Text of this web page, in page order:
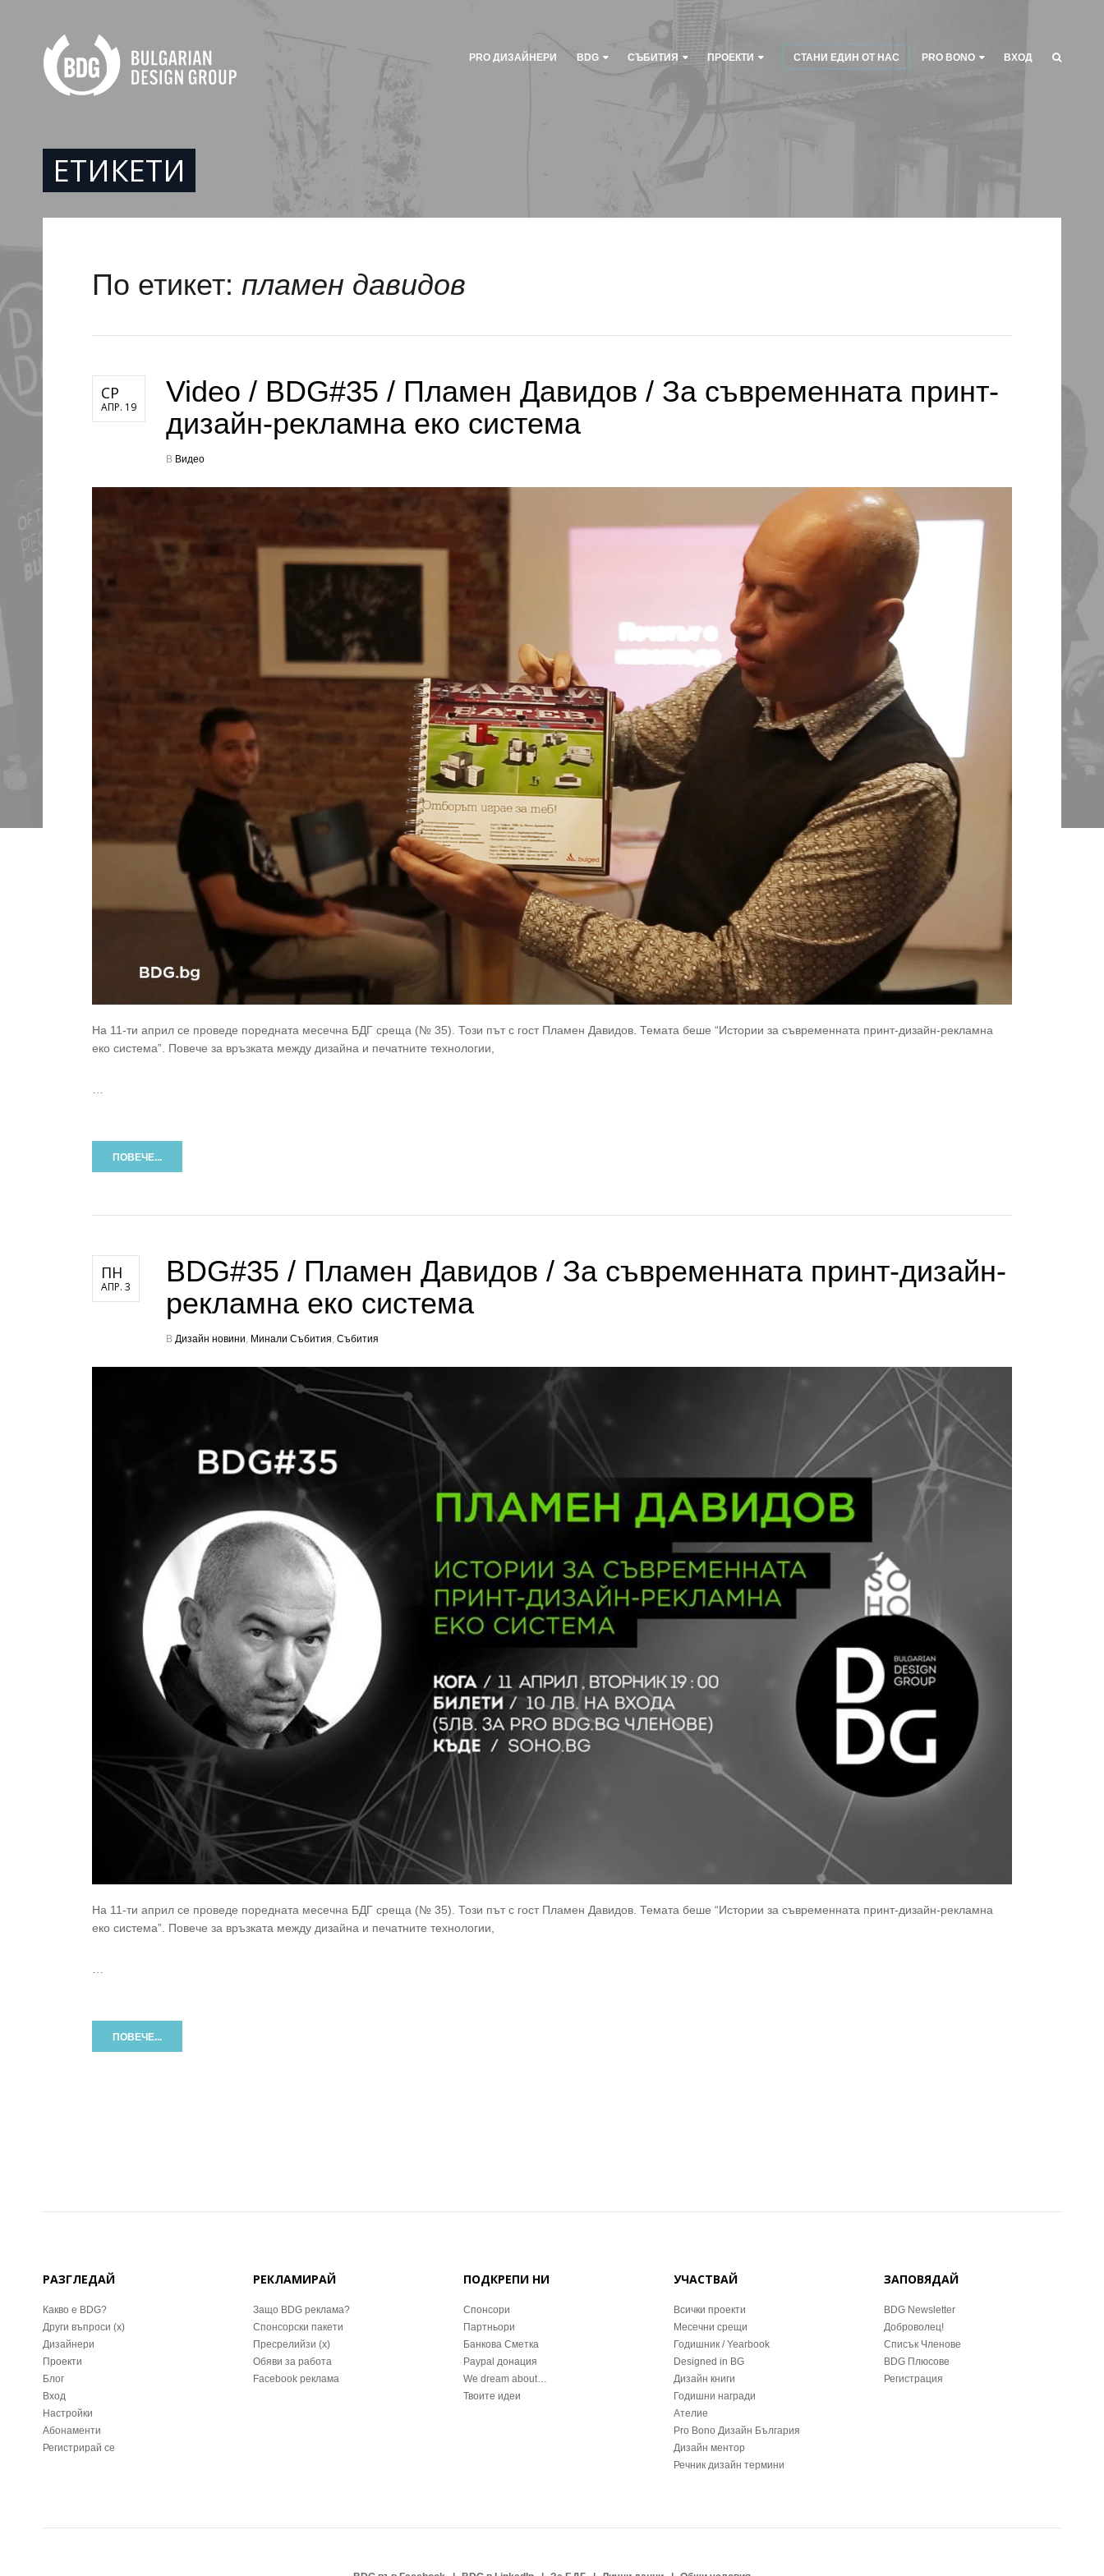
PRO ДИЗАЙНЕРИ BDG СЪБИТИЯ ПРОЕКТИ СТАНИ ЕДИН ОТ НАС PRO BONO ВХОД
ЕТИКЕТИ
По етикет: пламен давидов
СР
АПР. 19
Video / BDG#35 / Пламен Давидов / За съвременната принт-
дизайн-рекламна еко система
В Видео
На 11-ти април се проведе поредната месечна БДГ среща (№ 35). Този път с гост Пламен Давидов. Темата беше “Истории за съвременната принт-дизайн-рекламна
еко система”. Повече за връзката между дизайна и печатните технологии,
ПОВЕЧЕ...
ПН
АПР. 3
BDG#35 / Пламен Давидов / За съвременната принт-дизайн-
рекламна еко система
В Дизайн новини Минали Събития Събития
На 11-ти април се проведе поредната месечна БДГ среща (№ 35). Този път с гост Пламен Давидов. Темата беше “Истории за съвременната принт-дизайн-рекламна
еко система”. Повече за връзката между дизайна и печатните технологии,
ПОВЕЧЕ...
РАЗГЛЕДАЙ
Какво е BDG?
Други въпроси (x)
Дизайнери
Проекти
Блог
Вход
Настройки
Абонаменти
Регистрирай се
РЕКЛАМИРАЙ
Защо BDG реклама?
Спонсорски пакети
Пресрелийзи (x)
Обяви за работа
Facebook реклама
ПОДКРЕПИ НИ
Спонсори
Партньори
Банкова Сметка
Paypal донация
We dream about…
Твоите идеи
УЧАСТВАЙ
Всички проекти
Месечни срещи
Годишник / Yearbook
Designed in BG
Дизайн книги
Годишни награди
Ателие
Pro Bono Дизайн България
Дизайн ментор
Речник дизайн термини
ЗАПОВЯДАЙ
BDG Newsletter
Доброволец!
Списък Членове
BDG Плюсове
Регистрация